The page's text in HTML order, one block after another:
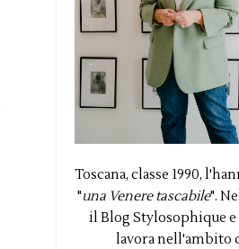
Toscana, classe 1990,
"una Venere tascabile".
il Blog Stylosophique e
lavora nell'ambito